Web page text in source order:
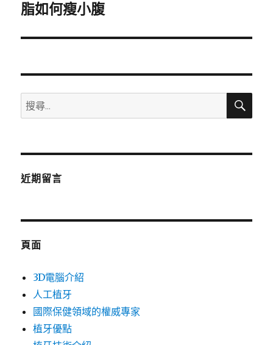
一
文
脂如何瘦小腹
搜
尋
鍵
搜
近期留言
頁面
3D電腦介紹
人工植牙
國際保健領域的權威專家
植牙優點